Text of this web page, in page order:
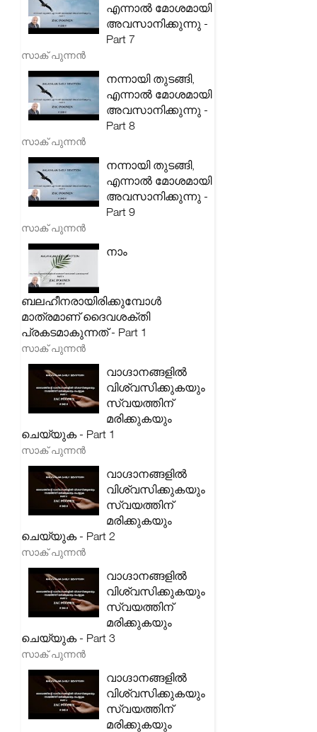
എന്നാൽ മോശമായി
അവസാനിക്കുന്നു -
Part 7
സാക് പുന്നൻ
നന്നായി തുടങ്ങി,
എന്നാൽ മോശമായി
അവസാനിക്കുന്നു -
Part 8
സാക് പുന്നൻ
നന്നായി തുടങ്ങി,
എന്നാൽ മോശമായി
അവസാനിക്കുന്നു -
Part 9
സാക് പുന്നൻ
നാം
ബലഹീനരായിരിക്കുമ്പോൾ
മാത്രമാണ് ദൈവശക്തി
പ്രകടമാകുന്നത് - Part 1
സാക് പുന്നൻ
വാഗ്ദാനങ്ങളിൽ
വിശ്വസിക്കുകയും
സ്വയത്തിന്
മരിക്കുകയും
ചെയ്യുക - Part 1
സാക് പുന്നൻ
വാഗ്ദാനങ്ങളിൽ
വിശ്വസിക്കുകയും
സ്വയത്തിന്
മരിക്കുകയും
ചെയ്യുക - Part 2
സാക് പുന്നൻ
വാഗ്ദാനങ്ങളിൽ
വിശ്വസിക്കുകയും
സ്വയത്തിന്
മരിക്കുകയും
ചെയ്യുക - Part 3
സാക് പുന്നൻ
വാഗ്ദാനങ്ങളിൽ
വിശ്വസിക്കുകയും
സ്വയത്തിന്
മരിക്കുകയും